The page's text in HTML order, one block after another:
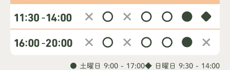
● 土曜日 9:00 - 17:00◆ 日曜日 9:30 - 14:00